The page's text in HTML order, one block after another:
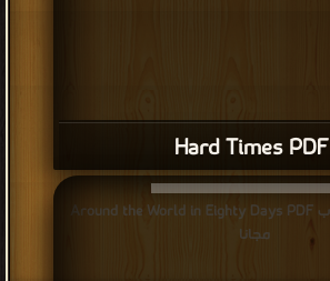
Hard Times PDF
قراءة و تحميل كتاب Around the World in Eighty Days PDF
مجانا